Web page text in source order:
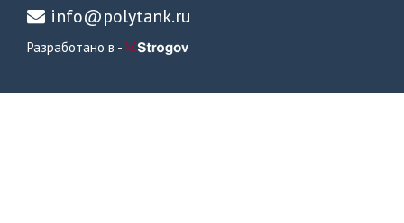
info@polytank.ru
Разработано в -